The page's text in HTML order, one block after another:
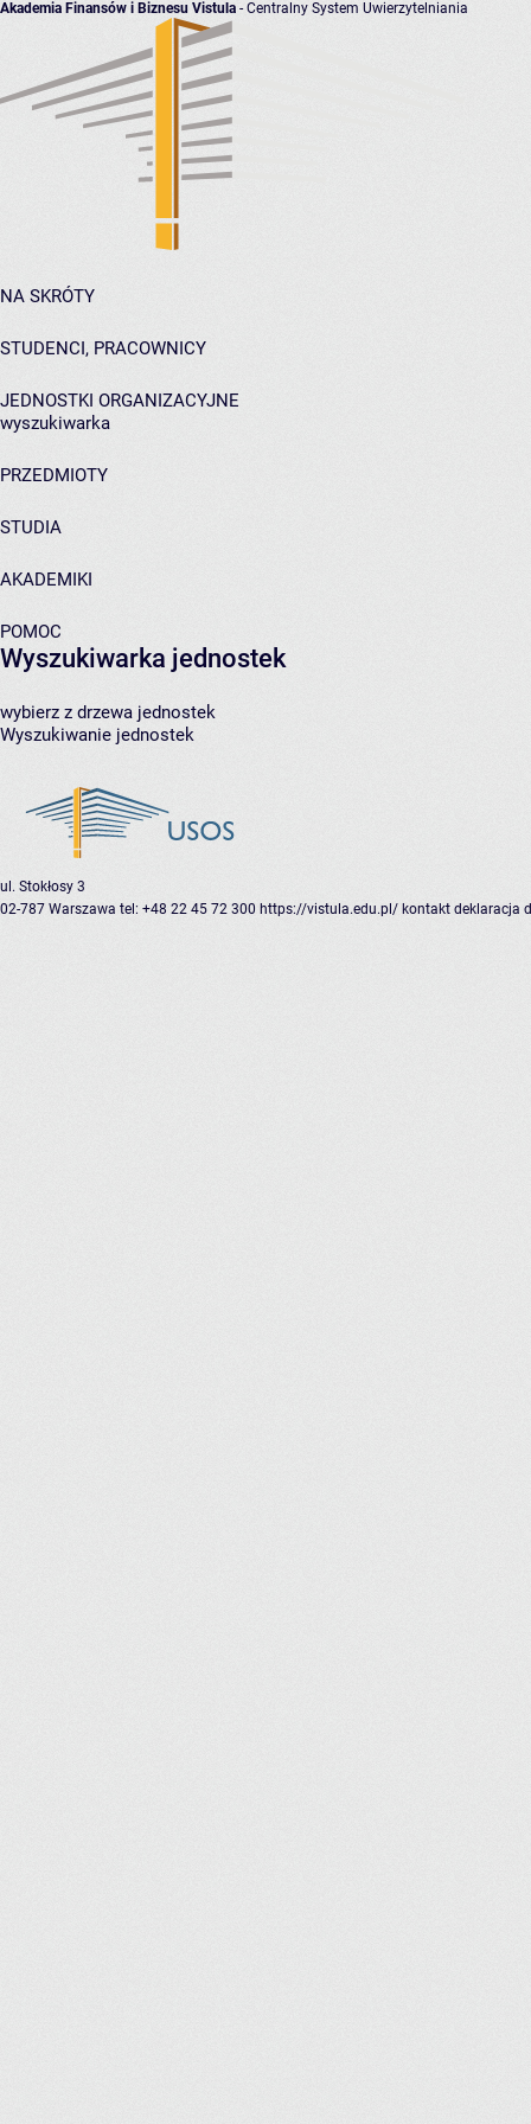
Akademia Finansów i Biznesu Vistula - Centralny System Uwierzytelniania
NA SKRÓTY
STUDENCI, PRACOWNICY
JEDNOSTKI ORGANIZACYJNE
wyszukiwarka
PRZEDMIOTY
STUDIA
AKADEMIKI
POMOC
Wyszukiwarka jednostek
wybierz z drzewa jednostek
Wyszukiwanie jednostek
ul. Stokłosy 3
02-787 Warszawa tel: +48 22 45 72 300 https://vistula.edu.pl/ kontakt deklaracja